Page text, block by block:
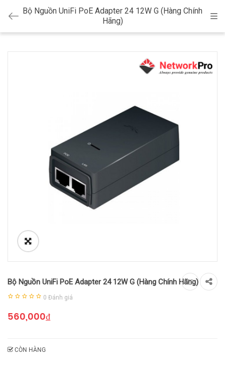
Bộ Nguồn UniFi PoE Adapter 24 12W G (Hàng Chính
Hãng)
Bộ Nguồn UniFi PoE Adapter 24 12W G (Hàng Chính Hãng)
0 Đánh giá
560,000₫
CÒN HÀNG